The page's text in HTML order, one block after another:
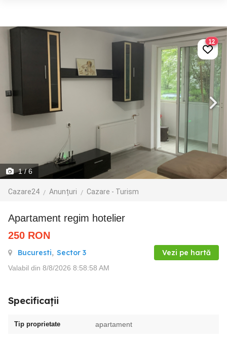
1/ 6
Cazare24 Anunțuri Cazare - Turism
12
Apartament regim hotelier
250 RON
Bucuresti, Sector 3 Vezi pe hartă
Valabil din 8/8/2026 8:58:58 AM
Specificații
Tip proprietate apartament